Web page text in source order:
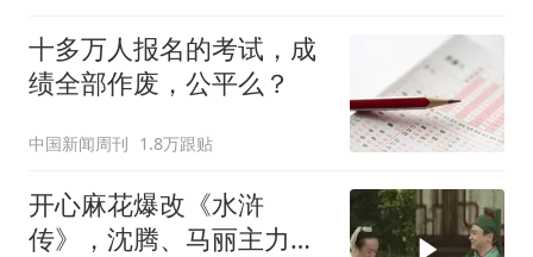
十多万人报名的考试，成
绩全部作废，公平么？
中国新闻周刊 1.8万跟贴
开心麻花爆改《水浒
传》，沈腾、马丽主力演